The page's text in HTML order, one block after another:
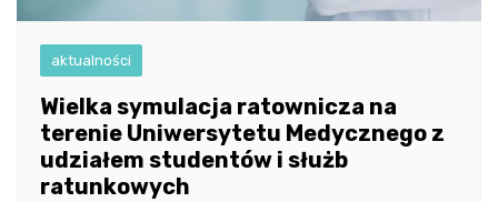
aktualności
Wielka symulacja ratownicza na
terenie Uniwersytetu Medycznego z
udziałem studentów i służb
ratunkowych